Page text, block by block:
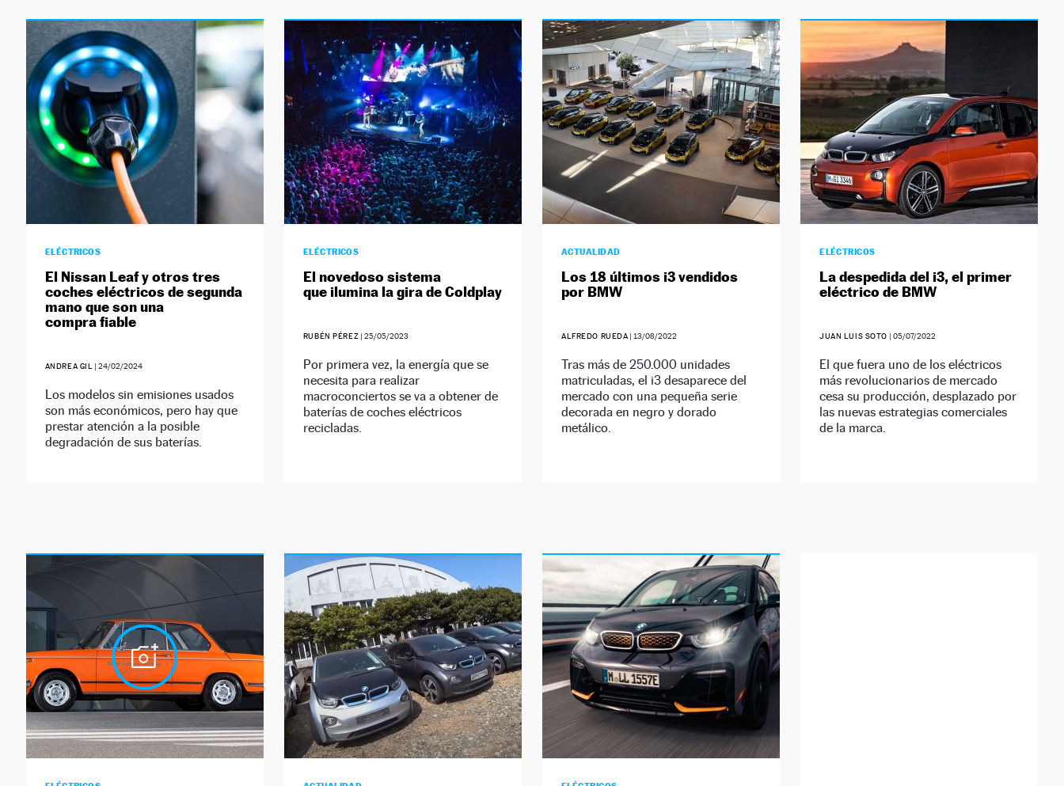
ELÉCTRICOS
El Nissan Leaf y otros tres
coches eléctricos de segunda
mano que son una
compra fiable
ANDREA GIL |24/02/2024
Los modelos sin emisiones usados
son más económicos, pero hay que
prestar atención a la posible
degradación de sus baterías.
ELÉCTRICOS
El novedoso sistema
que ilumina la gira de Coldplay
RUBÉN PÉREZ |25/05/2023
Por primera vez, la energía que se
necesita para realizar
macroconciertos se va a obtener de
baterías de coches eléctricos
recicladas.
ACTUALIDAD
Los 18 últimos i3 vendidos
por BMW
ALFREDO RUEDA | 13/08/2022
Tras más de 250.000 unidades
matriculadas, el i3 desaparece del
mercado con una pequeña serie
decorada en negro y dorado
metálico.
ELÉCTRICOS
La despedida del i3, el primer
eléctrico de BMW
JUAN LUIS SOTO |05/07/2022
El que fuera uno de los eléctricos
más revolucionarios de mercado
cesa su producción, desplazado por
las nuevas estrategias comerciales
de la marca.